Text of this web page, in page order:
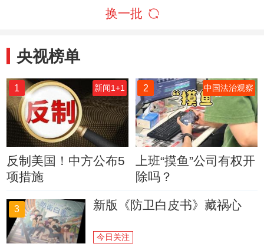
换一批
央视榜单
1 新闻1+1
反制美国！中方公布5
项措施
2 中国法治观察
上班“摸鱼”公司有权开
除吗？
3 新版《防卫白皮书》藏祸心
今日关注